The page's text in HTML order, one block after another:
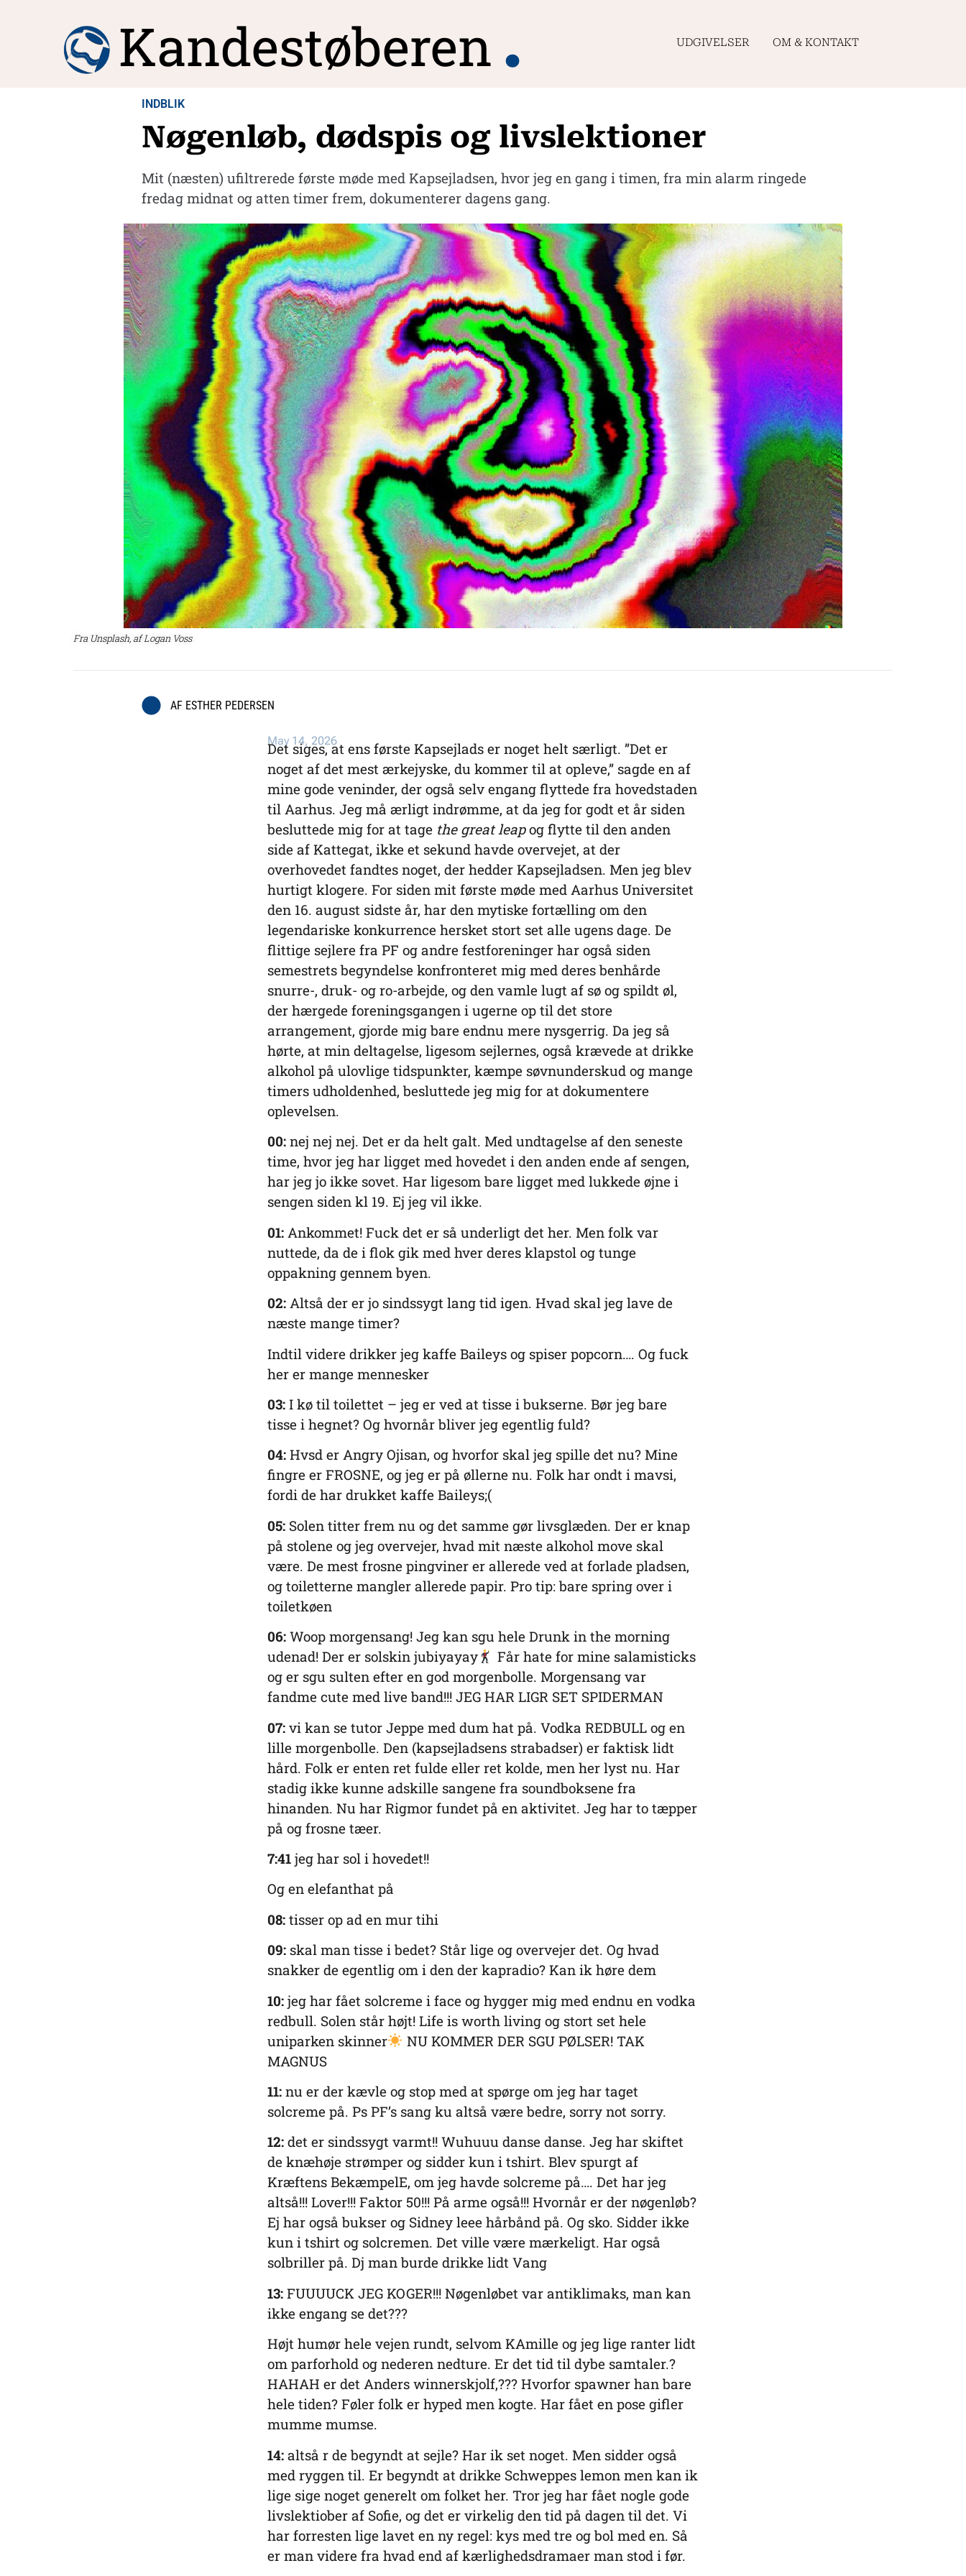
Kandestøberen . UDGIVELSER OM & KONTAKT
INDBLIK
Nøgenløb, dødspis og livslektioner
Mit (næsten) ufiltrerede første møde med Kapsejladsen, hvor jeg en gang i timen, fra min alarm ringede
fredag midnat og atten timer frem, dokumenterer dagens gang.
Fra Unsplash, af Logan Voss
AF ESTHER PEDERSEN
May 14, 2026
Det siges, at ens første Kapsejlads er noget helt særligt. ”Det er
noget af det mest ærkejyske, du kommer til at opleve,” sagde en af
mine gode veninder, der også selv engang flyttede fra hovedstaden
til Aarhus. Jeg må ærligt indrømme, at da jeg for godt et år siden
besluttede mig for at tage the great leapog flytte til den anden
side af Kattegat, ikke et sekund havde overvejet, at der
overhovedet fandtes noget, der hedder Kapsejladsen. Men jeg blev
hurtigt klogere. For siden mit første møde med Aarhus Universitet
den 16. august sidste år, har den mytiske fortælling om den
legendariske konkurrence hersket stort set alle ugens dage. De
flittige sejlere fra PF og andre festforeninger har også siden
semestrets begyndelse konfronteret mig med deres benhårde
snurre-, druk- og ro-arbejde, og den vamle lugt af sø og spildt øl,
der hærgede foreningsgangen i ugerne op til det store
arrangement, gjorde mig bare endnu mere nysgerrig. Da jeg så
hørte, at min deltagelse, ligesom sejlernes, også krævede at drikke
alkohol på ulovlige tidspunkter, kæmpe søvnunderskud og mange
timers udholdenhed, besluttede jeg mig for at dokumentere
oplevelsen.
00: nej nej nej. Det er da helt galt. Med undtagelse af den seneste
time, hvor jeg har ligget med hovedet i den anden ende af sengen,
har jeg jo ikke sovet. Har ligesom bare ligget med lukkede øjne i
sengen siden kl 19. Ej jeg vil ikke.
01: Ankommet! Fuck det er så underligt det her. Men folk var
nuttede, da de i flok gik med hver deres klapstol og tunge
oppakning gennem byen.
02: Altså der er jo sindssygt lang tid igen. Hvad skal jeg lave de
næste mange timer?
Indtil videre drikker jeg kaffe Baileys og spiser popcorn…. Og fuck
her er mange mennesker
03: I kø til toilettet – jeg er ved at tisse i bukserne. Bør jeg bare
tisse i hegnet? Og hvornår bliver jeg egentlig fuld?
04: Hvsd er Angry Ojisan, og hvorfor skal jeg spille det nu? Mine
fingre er FROSNE, og jeg er på øllerne nu. Folk har ondt i mavsi,
fordi de har drukket kaffe Baileys;(
05: Solen titter frem nu og det samme gør livsglæden. Der er knap
på stolene og jeg overvejer, hvad mit næste alkohol move skal
være. De mest frosne pingviner er allerede ved at forlade pladsen,
og toiletterne mangler allerede papir. Pro tip: bare spring over i
toiletkøen
06: Woop morgensang! Jeg kan sgu hele Drunk in the morning
udenad! Der er solskin jubiyayay
Får hate for mine salamisticks
og er sgu sulten efter en god morgenbolle. Morgensang var
fandme cute med live band!!! JEG HAR LIGR SET SPIDERMAN
07: vi kan se tutor Jeppe med dum hat på. Vodka REDBULL og en
lille morgenbolle. Den (kapsejladsens strabadser) er faktisk lidt
hård. Folk er enten ret fulde eller ret kolde, men her lyst nu. Har
stadig ikke kunne adskille sangene fra soundboksene fra
hinanden. Nu har Rigmor fundet på en aktivitet. Jeg har to tæpper
på og frosne tæer.
7:41 jeg har sol i hovedet!!
Og en elefanthat på
08: tisser op ad en mur tihi
09: skal man tisse i bedet? Står lige og overvejer det. Og hvad
snakker de egentlig om i den der kapradio? Kan ik høre dem
10: jeg har fået solcreme i face og hygger mig med endnu en vodka
redbull. Solen står højt! Life is worth living og stort set hele
uniparken skinner
NU KOMMER DER SGU PØLSER! TAK
MAGNUS
11: nu er der kævle og stop med at spørge om jeg har taget
solcreme på. Ps PF’s sang ku altså være bedre, sorry not sorry.
12: det er sindssygt varmt!! Wuhuuu danse danse. Jeg har skiftet
de knæhøje strømper og sidder kun i tshirt. Blev spurgt af
Kræftens BekæmpelE, om jeg havde solcreme på…. Det har jeg
altså!!! Lover!!! Faktor 50!!! På arme også!!! Hvornår er der nøgenløb?
Ej har også bukser og Sidney leee hårbånd på. Og sko. Sidder ikke
kun i tshirt og solcremen. Det ville være mærkeligt. Har også
solbriller på. Dj man burde drikke lidt Vang
13: FUUUUCK JEG KOGER!!! Nøgenløbet var antiklimaks, man kan
ikke engang se det???
Højt humør hele vejen rundt, selvom KAmille og jeg lige ranter lidt
om parforhold og nederen nedture. Er det tid til dybe samtaler.?
HAHAH er det Anders winnerskjolf,??? Hvorfor spawner han bare
hele tiden? Føler folk er hyped men kogte. Har fået en pose gifler
mumme mumse.
14: altså r de begyndt at sejle? Har ik set noget. Men sidder også
med ryggen til. Er begyndt at drikke Schweppes lemon men kan ik
lige sige noget generelt om folket her. Tror jeg har fået nogle gode
livslektiober af Sofie, og det er virkelig den tid på dagen til det. Vi
har forresten lige lavet en ny regel: kys med tre og bol med en. Så
er man videre fra hvad end af kærlighedsdramaer man stod i før.